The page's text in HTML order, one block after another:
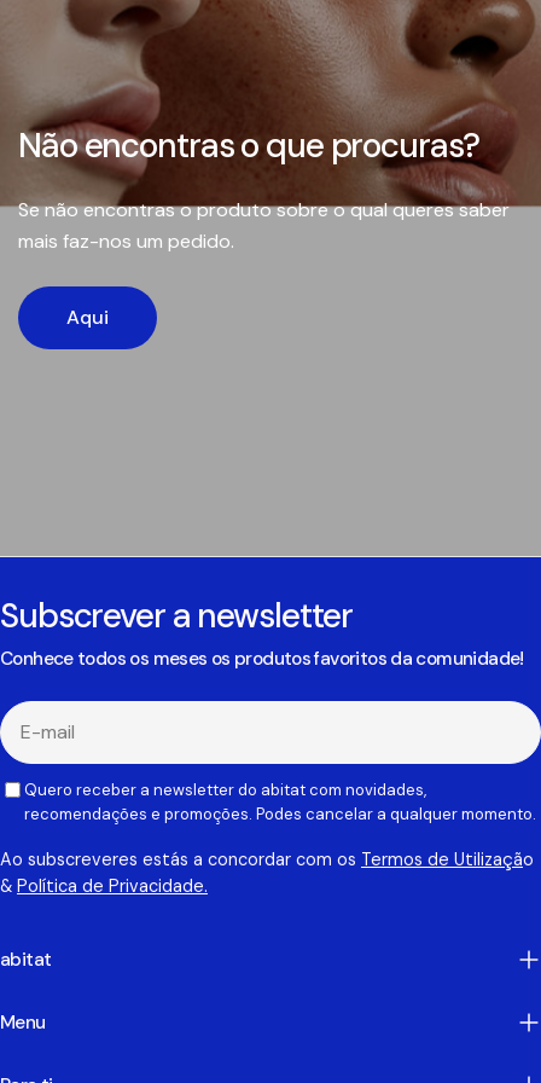
Não encontras o que procuras?
Se não encontras o produto sobre o qual queres saber
mais faz-nos um pedido.
Aqui
Subscrever a newsletter
Conhece todos os meses os produtos favoritos da comunidade!
E-
mail
Quero receber a newsletter do abitat com novidades,
recomendações e promoções. Podes cancelar a qualquer momento.
Ao subscreveres estás a concordar com os Termos de Utilização
& Política de Privacidade.
abitat
Menu